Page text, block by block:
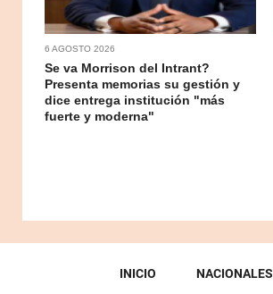
6 AGOSTO 2026
Se va Morrison del Intrant?
Presenta memorias su gestión y
dice entrega institución "más
fuerte y moderna"
INICIO NACIONALES